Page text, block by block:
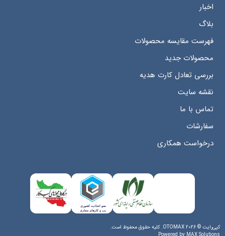
اخبار
بلاگ
فهرست مقایسه محصولات
محصولات جدید
بررسی تعادل کارت هدیه
نقشه سایت
تماس با ما
سفارشات
درخواست همکاری
کپی‌رایت © 2026 OTOMAX. کلیه حقوق محفوظ است.